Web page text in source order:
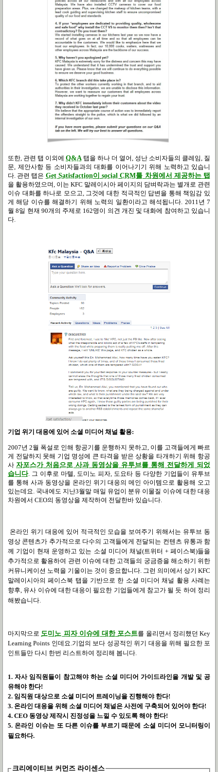
또한, 관련 탭 이외에 Q&A 탭을 하나 더 열어, 성난 소비자들의 클레임, 질
문, 제안사항 등 소비자들과의 대화를 이어나기기 위해 노력하고 있습니
다. 관련 탭은 Get Satisfaction이 social CRM툴 차원에서 제공하는 탭
을 활용하였으며, 이는 KFC 말레이시아 페이지의 담벼락과는 별개로 관련
이슈 대화를 하나로 모으고, 그것에 대한 적극적인 답변을 통해 책임감 있
게 해당 이슈를 해결하기 위해 노력의 일환이라고 해석됩니다. 2011년 7
월 8일 현재 90개의 주제로 162명이 의견 개진 및 대화에 참여하고 있습니
다.
기업 위기 대응에 있어 소셜 미디어 채널 활용:
2007년 2월 폭설로 인해 항공기를 운행하지 못하고 이를 고객들에게 빠르
게 전달하지 못해 기업 명성에 큰 타격을 받은 상황을 타개하기 위해 항공
사 자포스가 처음으로 사과 동영상을 유투브를 통해 전달하게 되었
습니다. 그 이후로 마텔 도미노 피자 도요타 등 다양한 기업들이 유투브
를 통해 사과 동영상을 온라인 위기 대응의 메인 아이템으로 활용해 오고
있는데요 국내에도 지난3월말 매일 유업이 분유 이물질 이슈에 대한 대응
차원에서 CEO의 동영상을 제작하여 전달한바 있습니다.
온라인 위기 대응에 있어 적극적인 모습을 보여주기 위해서는 유투브 동
영상 콘텐츠가 추가적으로 다수의 고객들에게 전달되는 컨텐츠 유통과 함
께 기업이 현재 운영하고 있는 소셜 미디어 채널(트위터 +페이스북)들을
추가적으로 활용하여 관련 이슈에 대한 고객들의 궁금증을 해소하기 위한
커뮤니케이션 노력을 기울이는 것이 중요합니다 그런 의미에서 상기 KFC
말레이시아의 페이스북 탭을 기반으로 한 소셜 미디어 채널 활용 사례는
향후 유사 이슈에 대한 대응이 필요한 기업들에게 참고가 될 듯 하여 정리
해봤습니다
마지막으로 도미노 피자 이슈에 대한 포스트를 올리면서 정리했던 Key
Learning Points 인데요 기업의 보다 성공적인 위기 대응을 위해 필요한 포
인트들만 다시 한번 리스트하여 정리해 봅니다
1.자사 임직원들이 참고해야 하는 소셜 미디어 가이드라인을 개발 및 공
유해야 한다!
2. 임직원 대상으로 소셜 미디어 트레이닝을 진행해야 한다!
3. 온라인 대응을 위해 소셜 미디어 채널은 사전에 구축되어 있어야 한다!
4. CEO 동영상 제작시 진정성을 느낄 수 있도록 해야 한다!
5. 온라인 이슈는 또 다른 이슈를 부르기 때문에 소셜 미디어 모니터링이
필요하다.
크리에이티브 커먼즈 라이센스